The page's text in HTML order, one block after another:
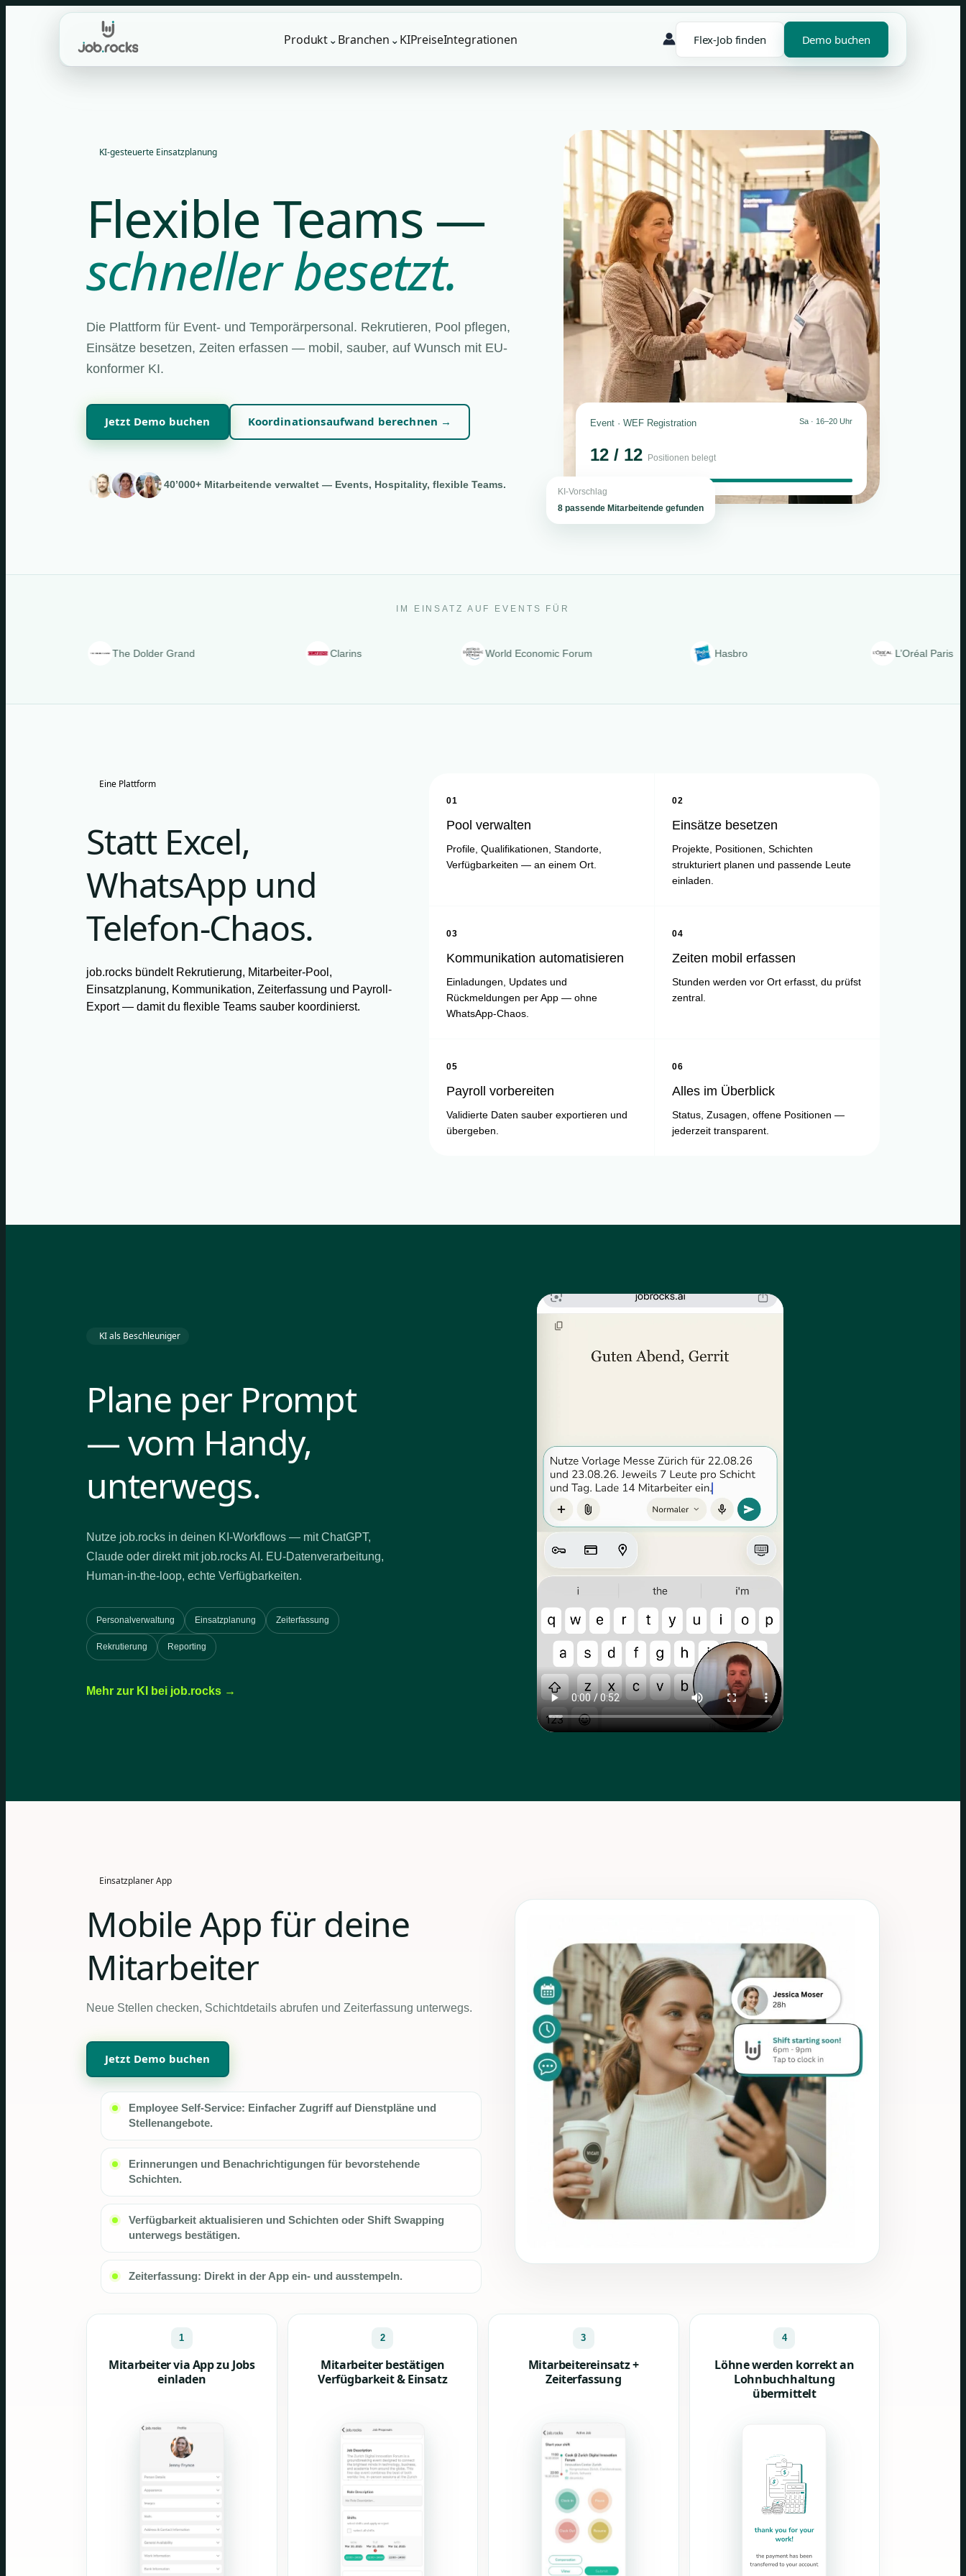
Produkt ⌄ Branchen ⌄ KIPreiseIntegrationen Flex-Job finden Demo buchen
KI-gesteuerte Einsatzplanung
Flexible Teams —
schneller besetzt.
Die Plattform für Event- und Temporärpersonal. Rekrutieren, Pool pflegen,
Einsätze besetzen, Zeiten erfassen — mobil, sauber, auf Wunsch mit EU-
konformer KI.
Jetzt Demo buchen Koordinationsaufwand berechnen →
40’000+ Mitarbeitende verwaltet — Events, Hospitality, flexible Teams.
Event · WEF Registration Sa · 16–20 Uhr
12 / 12 Positionen belegt
KI-Vorschlag
8 passende Mitarbeitende gefunden
IM EINSATZ AUF EVENTS FÜR
The Dolder Grand Clarins World Economic Forum Hasbro L’Oréal Paris
Eine Plattform
Statt Excel,
WhatsApp und
Telefon-Chaos.
job.rocks bündelt Rekrutierung, Mitarbeiter-Pool,
Einsatzplanung, Kommunikation, Zeiterfassung und Payroll-
Export — damit du flexible Teams sauber koordinierst.
01
Pool verwalten
Profile, Qualifikationen, Standorte,
Verfügbarkeiten — an einem Ort.
02
Einsätze besetzen
Projekte, Positionen, Schichten
strukturiert planen und passende Leute
einladen.
03
Kommunikation automatisieren
Einladungen, Updates und
Rückmeldungen per App — ohne
WhatsApp-Chaos.
04
Zeiten mobil erfassen
Stunden werden vor Ort erfasst, du prüfst
zentral.
05
Payroll vorbereiten
Validierte Daten sauber exportieren und
übergeben.
06
Alles im Überblick
Status, Zusagen, offene Positionen —
jederzeit transparent.
KI als Beschleuniger
Plane per Prompt
— vom Handy,
unterwegs.
Nutze job.rocks in deinen KI-Workflows — mit ChatGPT,
Claude oder direkt mit job.rocks AI. EU-Datenverarbeitung,
Human-in-the-loop, echte Verfügbarkeiten.
Personalverwaltung Einsatzplanung Zeiterfassung
Rekrutierung Reporting
Mehr zur KI bei job.rocks →
Einsatzplaner App
Mobile App für deine
Mitarbeiter
Neue Stellen checken, Schichtdetails abrufen und Zeiterfassung unterwegs.
Jetzt Demo buchen
Employee Self-Service: Einfacher Zugriff auf Dienstpläne und
Stellenangebote.
Erinnerungen und Benachrichtigungen für bevorstehende
Schichten.
Verfügbarkeit aktualisieren und Schichten oder Shift Swapping
unterwegs bestätigen.
Zeiterfassung: Direkt in der App ein- und ausstempeln.
1
Mitarbeiter via App zu Jobs
einladen
2
Mitarbeiter bestätigen
Verfügbarkeit & Einsatz
3
Mitarbeitereinsatz +
Zeiterfassung
4
Löhne werden korrekt an
Lohnbuchhaltung
übermittelt